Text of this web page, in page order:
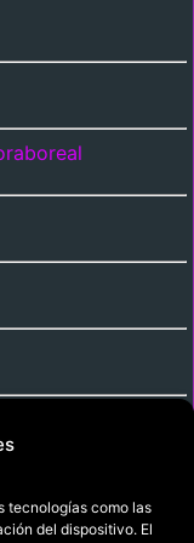
tecnologías como las
del dispositivo. El